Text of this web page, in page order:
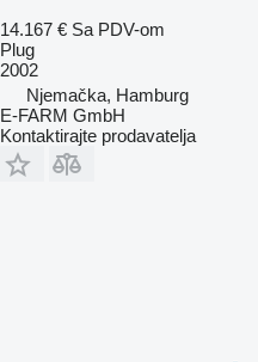
14.167 € Sa PDV-om
Plug
2002
Njemačka, Hamburg
E-FARM GmbH
Kontaktirajte prodavatelja